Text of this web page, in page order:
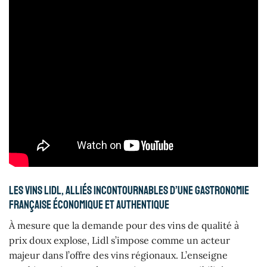
Les vins Lidl, alliés incontournables d’une gastronomie
française économique et authentique
À mesure que la demande pour des vins de qualité à
prix doux explose, Lidl s’impose comme un acteur
majeur dans l’offre des vins régionaux. L’enseigne